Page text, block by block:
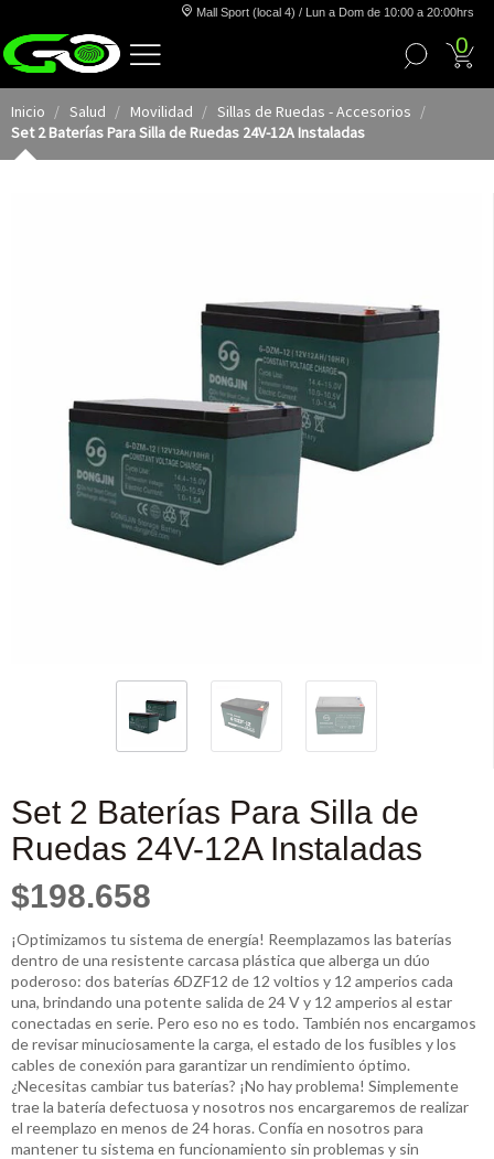
Mall Sport (local 4) / Lun a Dom de 10:00 a 20:00hrs
0
Inicio Salud Movilidad
Sillas de Ruedas - Accesorios
Set 2 Baterías Para Silla de Ruedas 24V-12A Instaladas
Set 2 Baterías Para Silla de
Ruedas 24V-12A Instaladas
$198.658
¡Optimizamos tu sistema de energía! Reemplazamos las baterías
dentro de una resistente carcasa plástica que alberga un dúo
poderoso: dos baterías 6DZF12 de 12 voltios y 12 amperios cada
una, brindando una potente salida de 24 V y 12 amperios al estar
conectadas en serie. Pero eso no es todo. También nos encargamos
de revisar minuciosamente la carga, el estado de los fusibles y los
cables de conexión para garantizar un rendimiento óptimo.
¿Necesitas cambiar tus baterías? ¡No hay problema! Simplemente
trae la batería defectuosa y nosotros nos encargaremos de realizar
el reemplazo en menos de 24 horas. Confía en nosotros para
mantener tu sistema en funcionamiento sin problemas y sin